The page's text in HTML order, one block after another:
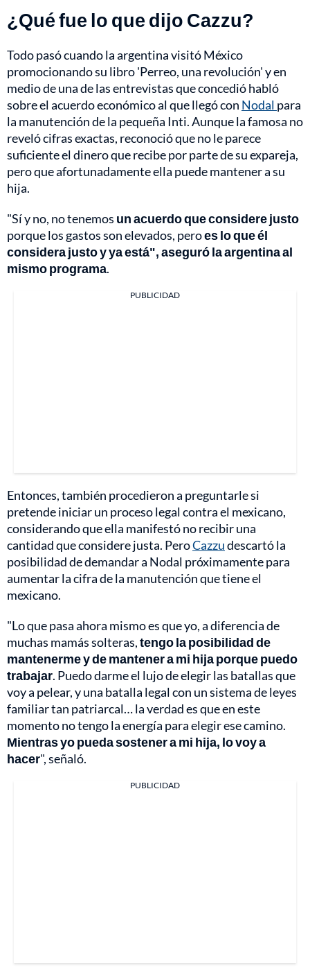
¿Qué fue lo que dijo Cazzu?
Todo pasó cuando la argentina visitó México
promocionando su libro 'Perreo, una revolución' y en
medio de una de las entrevistas que concedió habló
sobre el acuerdo económico al que llegó con Nodal para
la manutención de la pequeña Inti. Aunque la famosa no
reveló cifras exactas, reconoció que no le parece
suficiente el dinero que recibe por parte de su expareja,
pero que afortunadamente ella puede mantener a su
hija.
"Sí y no, no tenemos un acuerdo que considere justo
porque los gastos son elevados, peroes lo que él
considera justo y ya está", aseguró la argentina al
mismo programa.
PUBLICIDAD
Entonces, también procedieron a preguntarle si
pretende iniciar un proceso legal contra el mexicano,
considerando que ella manifestó no recibir una
cantidad que considere justa. PeroCazzudescartó la
posibilidad de demandar a Nodal próximamente para
aumentar la cifra de la manutención que tiene el
mexicano.
"Lo que pasa ahora mismo es que yo, a diferencia de
muchas mamás solteras,tengo la posibilidad de
mantenerme y de mantener a mi hija porque puedo
trabajar. Puedo darme el lujo de elegir las batallas que
voy a pelear, y una batalla legal con un sistema de leyes
familiar tan patriarcal… la verdad es que en este
momento no tengo la energía para elegir ese camino.
Mientras yo pueda sostener a mi hija, lo voy a
hacer", señaló.
PUBLICIDAD